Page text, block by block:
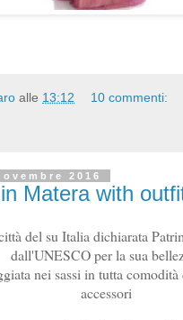
alle 13:12 10 commenti:
2016
Matera with
del su Italia dichiarata
dall'UNESCO per la sua
nei sassi in tutta
accessori